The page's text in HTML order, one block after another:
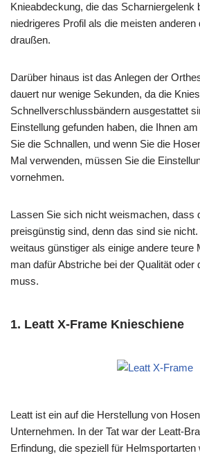
Knieabdeckung, die das Scharniergelenk
niedrigeres Profil als die meisten anderen
draußen.
Darüber hinaus ist das Anlegen der
dauert nur wenige Sekunden, da die
Schnellverschlussbändern ausgestattet
Einstellung gefunden haben, die Ihnen
Sie die Schnallen, und wenn Sie die
Mal verwenden, müssen Sie die
vornehmen.
Lassen Sie sich nicht weismachen, dass
preisgünstig sind, denn das sind sie
weitaus günstiger als einige andere teure
man dafür Abstriche bei der Qualität oder
muss.
1. Leatt X-Frame Knieschiene
Leatt ist ein auf die Herstellung von
Unternehmen. In der Tat war der Leatt-
Erfindung, die speziell für Helmsportarten